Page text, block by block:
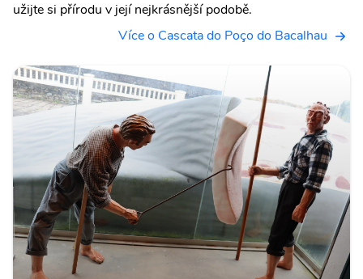
užijte si přírodu v její nejkrásnější podobě.
Více o Cascata do Poço do Bacalhau